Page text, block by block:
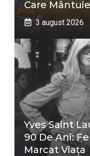
Care
3 august 2026
Yves Saint
90 De Ani:
Marcat Viața